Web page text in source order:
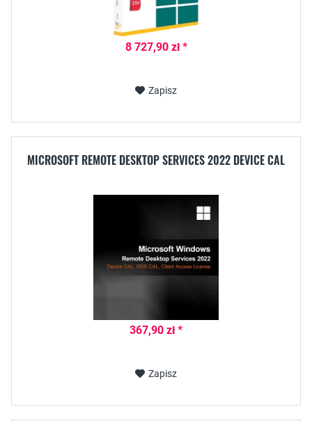
8 727,90 zł *
Zapisz
MICROSOFT REMOTE DESKTOP SERVICES 2022 DEVICE CAL
367,90 zł *
Zapisz